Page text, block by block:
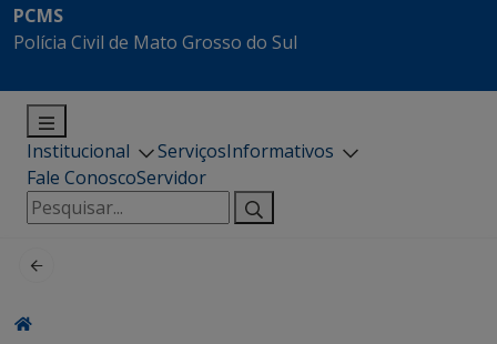
PCMS
Polícia Civil de Mato Grosso do Sul
Institucional ServiçosInformativos
Fale ConoscoServidor
Pesquisar
por: